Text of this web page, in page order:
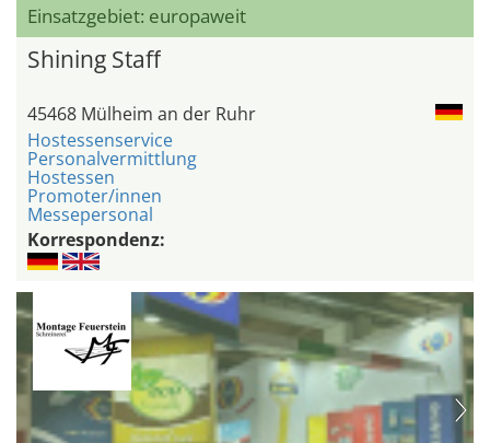
Einsatzgebiet: europaweit
Shining Staff
45468 Mülheim an der Ruhr
Hostessenservice
Personalvermittlung
Hostessen
Promoter/innen
Messepersonal
Korrespondenz: